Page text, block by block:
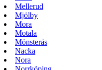
Mellerud
Mjölby
Mora
Motala
Mönsterås
Nacka
Nora